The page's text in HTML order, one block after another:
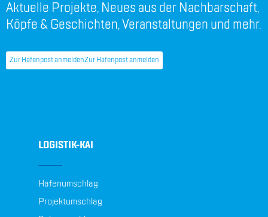
Aktuelle Projekte, Neues aus der Nachbarschaft,
Köpfe & Geschichten, Veranstaltungen und mehr.
Zur Hafenpost anmeldenZur Hafenpost anmelden
LOGISTIK-KAI
Hafenumschlag
Projektumschlag